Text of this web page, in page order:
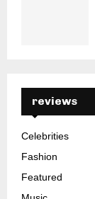
reviews
Celebrities
Fashion
Featured